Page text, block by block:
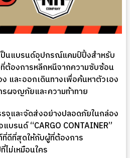
เป็นแบรนด์อุปกรณ์แคมป์ปิ้งสำหรับ
ต้องการหลีกหนีจากความซับซ้อน
และออกเดินทางเพื่อค้นหาตัวเอง
รผจญภัยและความท้าทาย
จุและจัดส่งอย่างปลอดภัยในกล่อง
บรนด์ “CARGO CONTAINER”
ดีที่สุดให้กับผู้ที่ต้องการ
ม่เหมือนใคร